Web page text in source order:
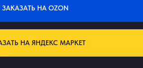
ЗАКАЗАТЬ НА OZON
НА ЯНДЕКС МАРКЕТ